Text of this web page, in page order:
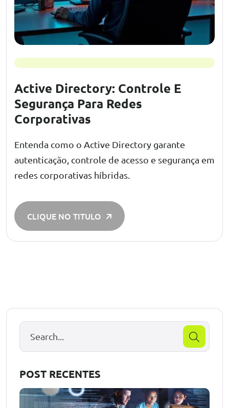
Active Directory: Controle E
Segurança Para Redes
Corporativas
Entenda como o Active Directory garante
autenticação, controle de acesso e segurança em
redes corporativas híbridas.
CLIQUE NO TITULO
POST RECENTES